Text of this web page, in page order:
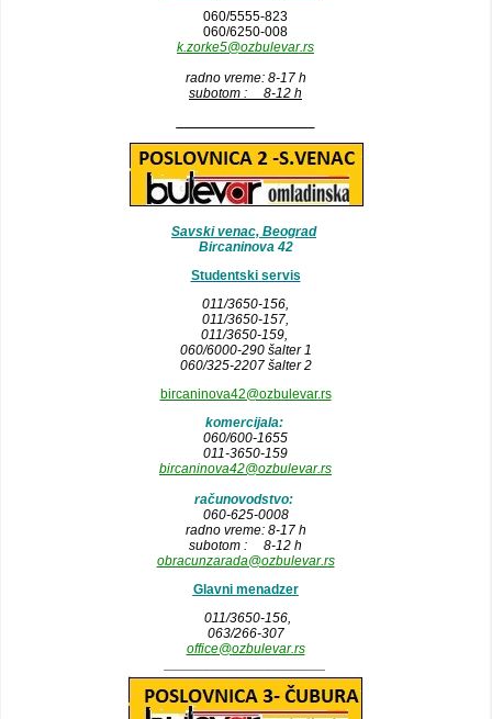
060/5555-823
060/6250-008
k.zorke5@ozbulevar.rs
radno vreme: 8-17 h
subotom : 8-12 h
Savski venac, Beograd
Bircaninova 42
Studentski servis
011/3650-156,
011/3650-157,
011/3650-159,
060/6000-290 šalter 1
060/325-2207 šalter 2
bircaninova42@ozbulevar.rs
komercijala:
060/600-1655
011-3650-159
bircaninova42@ozbulevar.rs
računovodstvo:
060-625-0008
radno vreme: 8-17 h
subotom : 8-12 h
obracunzarada@ozbulevar.rs
Glavni menadzer
011/3650-156,
063/266-307
office@ozbulevar.rs